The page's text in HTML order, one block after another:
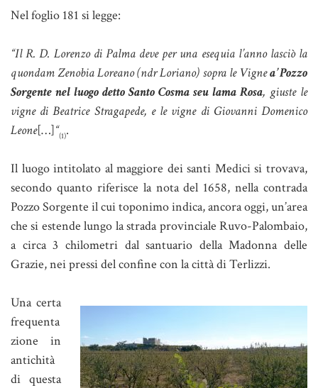
Nel foglio 181 si legge:
“Il R. D. Lorenzo di Palma deve per una esequia l’anno lasciò la
quondam Zenobia Loreano (ndr Loriano) sopra le Vignea’ Pozzo
Sorgente nel luogo detto Santo Cosma seu lama Rosa, giuste le
vigne di Beatrice Stragapede, e le vigne di Giovanni Domenico
Leone[…]“(1).
Il luogo intitolato al maggiore dei santi Medici si trovava,
secondo quanto riferisce la nota del 1658, nella contrada
Pozzo Sorgente il cui toponimo indica, ancora oggi, un’area
che si estende lungo la strada provinciale Ruvo-Palombaio,
a circa 3 chilometri dal santuario della Madonna delle
Grazie, nei pressi del confine con la città di Terlizzi.
Una certa
frequenta
zione in
antichità
di questa